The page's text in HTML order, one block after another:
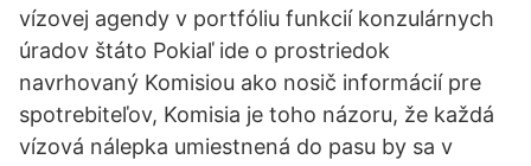
vízovej agendy v portfóliu funkcií konzulárnych
úradov štáto Pokiaľ ide o prostriedok
navrhovaný Komisiou ako nosič informácií pre
spotrebiteľov, Komisia je toho názoru, že každá
vízová nálepka umiestnená do pasu by sa v